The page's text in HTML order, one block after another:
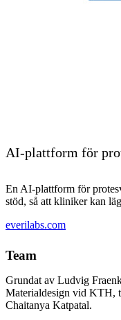
AI-plattform för
En AI-plattform för
stöd, så att kliniker kan
everilabs.com
Team
Grundat av Ludvig
Materialdesign vid KTH,
Chaitanya Katpatal.